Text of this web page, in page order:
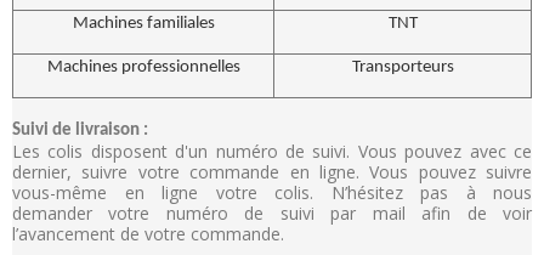
Machines familiales TNT
Machines professionnelles Transporteurs
Suivi de livraison :
Les colis disposent d'un numéro de suivi. Vous pouvez avec ce
dernier, suivre votre commande en ligne. Vous pouvez suivre
vous-même en ligne votre colis. N’hésitez pas à nous
demander votre numéro de suivi par mail afin de voir
l’avancement de votre commande.